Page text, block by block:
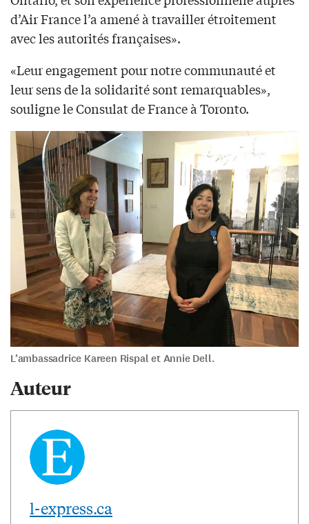
d’Air France l’a amené à travailler étroitement
avec les autorités françaises».
«Leur engagement pour notre communauté et
leur sens de la solidarité sont remarquables»,
souligne le Consulat de France à Toronto.
L’ambassadrice Kareen Rispal et Annie Dell.
Auteur
l-express.ca